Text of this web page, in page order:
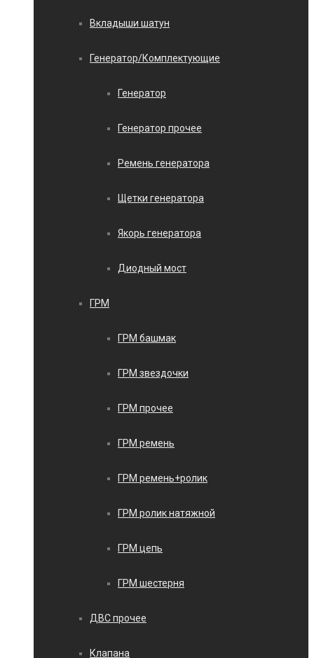
Вкладыши шатун
Генератор/Комплектующие
Генератор
Генератор прочее
Ремень генератора
Щетки генератора
Якорь генератора
Диодный мост
ГРМ
ГРМ башмак
ГРМ звездочки
ГРМ прочее
ГРМ ремень
ГРМ ремень+ролик
ГРМ ролик натяжной
ГРМ цепь
ГРМ шестерня
ДВС прочее
Клапана